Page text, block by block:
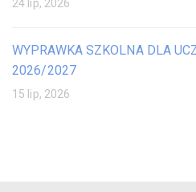
24 lip, 2026
WYPRAWKA SZKOLNA DLA
2026/2027
15 lip, 2026